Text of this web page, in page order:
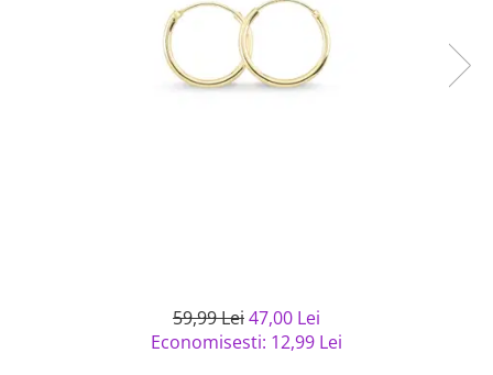
Bijuterii argint placat cu aur
Bijuterii argint cu diverse
Bijuterii gotice si rock
59,99 Lei47,00 Lei
Economisesti: 12,99 Lei